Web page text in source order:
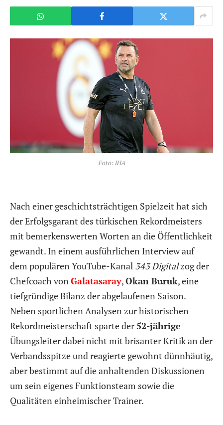
Foto: IHA
Nach einer geschichtsträchtigen Spielzeit hat sich
der Erfolgsgarant des türkischen Rekordmeisters
mit bemerkenswerten Worten an die Öffentlichkeit
gewandt. In einem ausführlichen Interview auf
dem populären YouTube-Kanal 343 Digitalzog der
Chefcoach von Galatasaray,Okan Buruk, eine
tiefgründige Bilanz der abgelaufenen Saison.
Neben sportlichen Analysen zur historischen
Rekordmeisterschaft sparte der52-jährige
Übungsleiter dabei nicht mit brisanter Kritik an der
Verbandsspitze und reagierte gewohnt dünnhäutig,
aber bestimmt auf die anhaltenden Diskussionen
um sein eigenes Funktionsteam sowie die
Qualitäten einheimischer Trainer.